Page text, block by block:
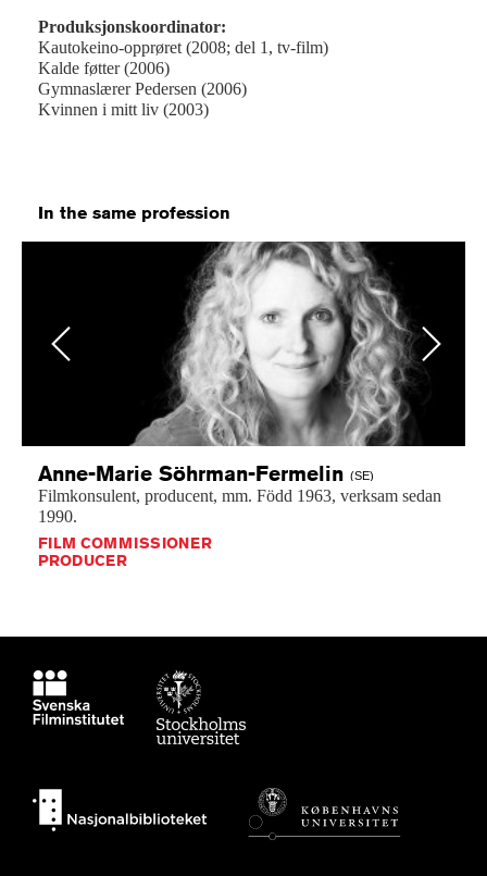
Produksjonskoordinator:
Kautokeino-opprøret (2008; del 1, tv-film)
Kalde føtter (2006)
Gymnaslærer Pedersen (2006)
Kvinnen i mitt liv (2003)
In the same profession
Previous
Anne-Marie Söhrman-Fermelin (SE)
Filmkonsulent, producent, mm. Född 1963, verksam sedan
1990.
FILM COMMISSIONER
PRODUCER
Next